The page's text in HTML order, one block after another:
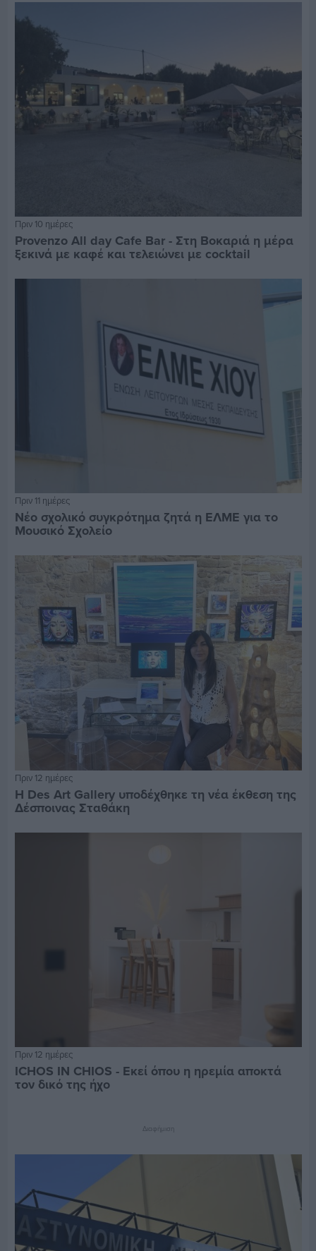
Πριν 10 ημέρες
Provenzo All day Cafe Bar - Στη Βοκαριά η μέρα
ξεκινά με καφέ και τελειώνει με cocktail
Πριν 11 ημέρες
Νέο σχολικό συγκρότημα ζητά η ΕΛΜΕ για το
Μουσικό Σχολείο
Πριν 12 ημέρες
Η Des Art Gallery υποδέχθηκε τη νέα έκθεση της
Δέσποινας Σταθάκη
Πριν 12 ημέρες
ICHOS IN CHIOS - Εκεί όπου η ηρεμία αποκτά
τον δικό της ήχο
Διαφήμιση